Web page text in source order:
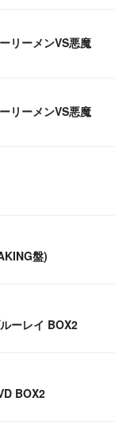
リーメンVS悪魔
リーメンVS悪魔
盤)
ーレイ BOX2
BOX2